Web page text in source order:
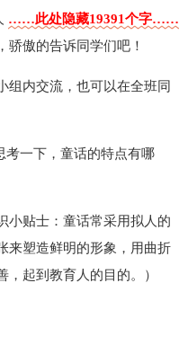
……此处隐藏19391个字……
骄傲的告诉同学们吧！
组内交流，也可以在全班同
考一下，童话的特点有哪
小贴士：童话常采用拟人的
来塑造鲜明的形象，用曲折
起到教育人的目的。）